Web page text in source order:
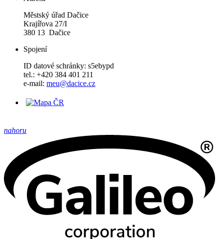
Městský úřad Dačice
Krajířova 27/I
380 13 Dačice
Spojení
ID datové schránky: s5ebypd
tel.: +420 384 401 211
e-mail: meu@dacice.cz
nahoru